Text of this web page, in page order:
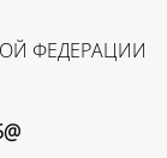
ФЕДЕРАЦИИ